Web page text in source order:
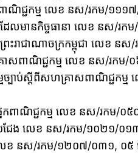
ាណិជ្ជកម្ម លេខ នស/រកម/១១១៧
ារដែលមានកិច្ចធានា លេខ នស
រះរាជាណាចក្រកម្ពុជា លេខ
ាសពាណិជ្ជកម្ម លេខ នស/រកម/
មច្បាប់ស្តីពីសហគ្រាសពាណិជ្ជក
ផ្នែកពាណិជ្ជកម្ម លេខ នស/រកម/
ប្រជែង លេខ នស/រកម/១០២១/០
េខ នស/រកម/១២០៧/០៣១, ០៥ ធ្